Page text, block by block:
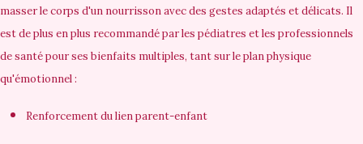
masser le corps d'un nourrisson avec des gestes adaptés et délicats. Il
est de plus en plus recommandé par les pédiatres et les professionnels
de santé pour ses bienfaits multiples, tant sur le plan physique
qu'émotionnel :
Renforcement du lien parent-enfant